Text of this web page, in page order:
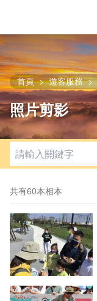
主
要
內
容
區
塊
首頁 遊客服務
照片剪影
共有60本相本